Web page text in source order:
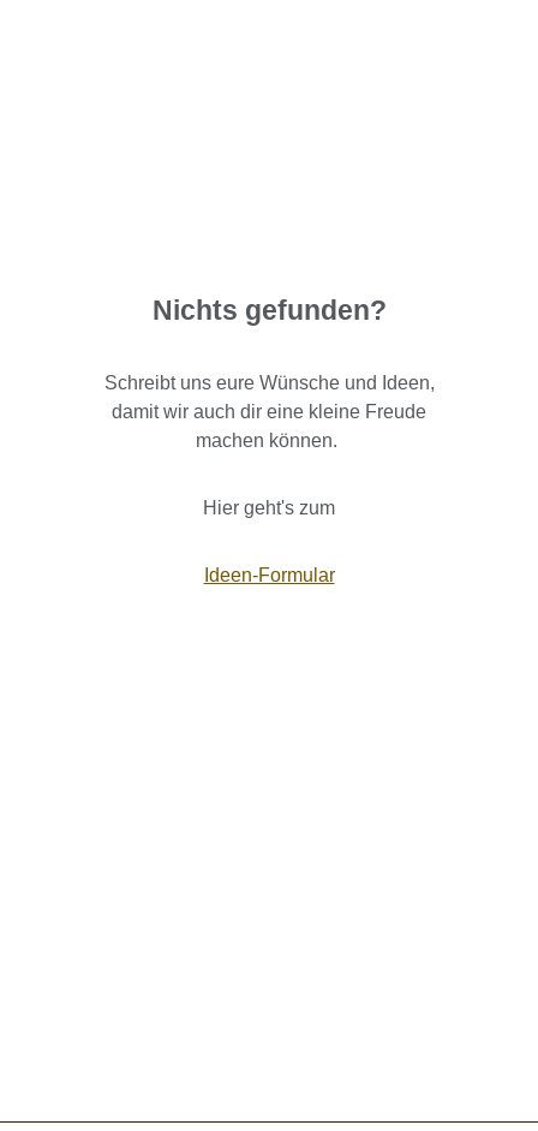
Nichts gefunden?
Schreibt uns eure Wünsche und Ideen,
damit wir auch dir eine kleine Freude
machen können.
Hier geht's zum
Ideen-Formular